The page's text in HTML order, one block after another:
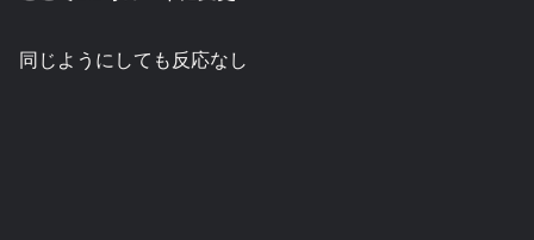
同じようにしても反応なし